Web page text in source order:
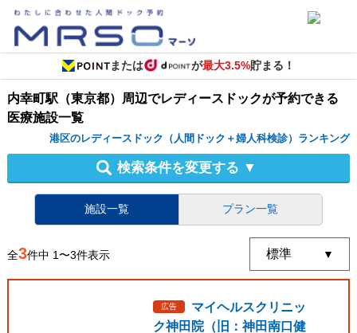
または が最大3.5%貯まる！
内幸町駅（東京都）周辺でレディースドックが予約できる
医療施設一覧
港区のレディースドック（人間ドック＋婦人科検診）ランキング
検索条件を変更する ▼
施設一覧 プラン一覧
全3件中 1〜3件表示
広告
マイヘルスクリニッ
ク神田院（旧：神田南口健